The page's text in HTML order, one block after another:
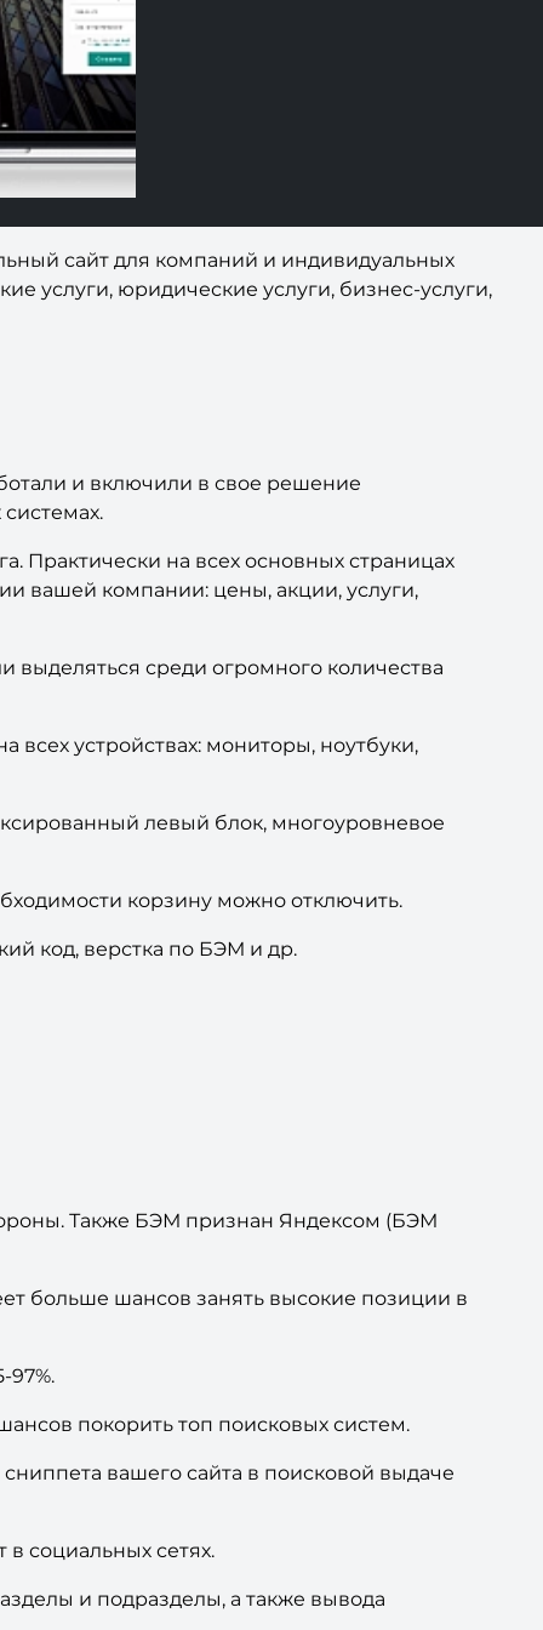
сайт для компаний и индивидуальных
услуги, юридические услуги, бизнес-услуги,
и включили в свое решение
Практически на всех основных страницах
вашей компании: цены, акции, услуги,
среди огромного количества
устройствах: мониторы, ноутбуки,
левый блок, многоуровневое
корзину можно отключить.
код, верстка по БЭМ и др.
Также БЭМ признан Яндексом (БЭМ
больше шансов занять высокие позиции в
97%.
покорить топ поисковых систем.
вашего сайта в поисковой выдаче
социальных сетях.
и подразделы, а также вывода